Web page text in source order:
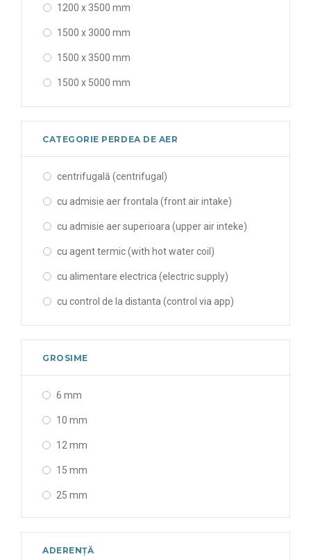
1200 x 3500 mm
1500 x 3000 mm
1500 x 3500 mm
1500 x 5000 mm
2000 x 3000 mm
900 x 3500 mm
CATEGORIE PERDEA DE AER
centrifugală (centrifugal)
cu admisie aer frontala (front air intake)
cu admisie aer superioara (upper air inteke)
cu agent termic (with hot water coil)
cu alimentare electrica (electric supply)
cu control de la distanta (control via app)
cu led (with LED light)
fara alimentare electrica (no el.resistance)
tangentială (tangential)
GROSIME
6 mm
10 mm
12 mm
15 mm
25 mm
ADERENȚĂ